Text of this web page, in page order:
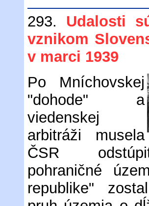
293.
Udalosti
vznikom
v marci 1939
Po Mníchovskej
"dohode" a
viedenskej
arbitráži musela
ČSR
pohraničné
republike"